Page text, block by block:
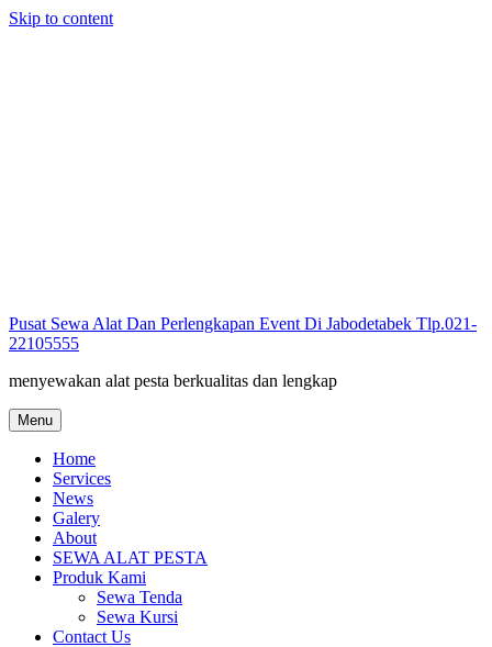
Skip to content
Pusat Sewa Alat Dan Perlengkapan Event Di Jabodetabek Tlp.021-
22105555
menyewakan alat pesta berkualitas dan lengkap
Menu
Home
Services
News
Galery
About
SEWA ALAT PESTA
Produk Kami
Sewa Tenda
Sewa Kursi
Contact Us